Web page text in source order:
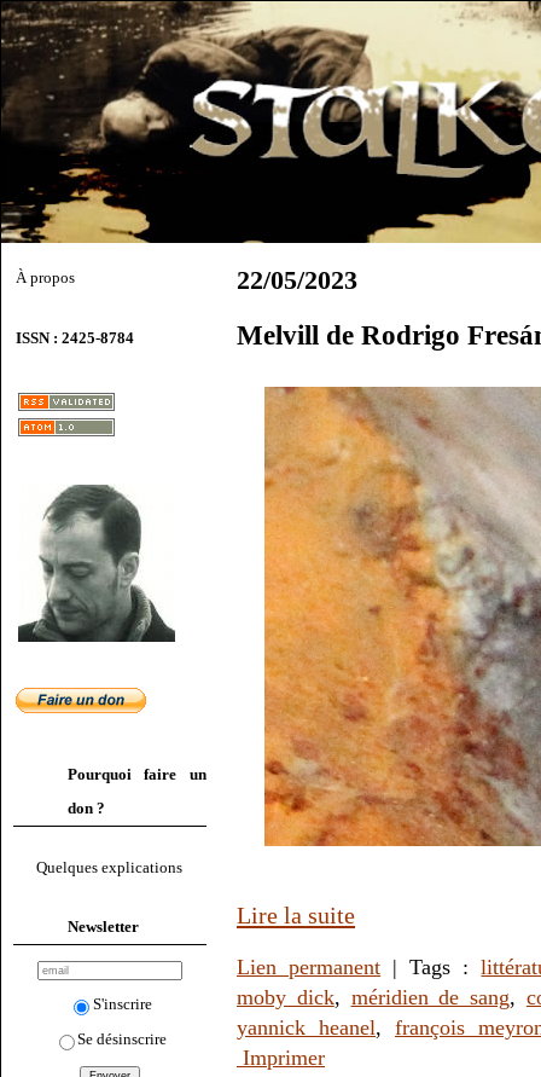
À propos
ISSN : 2425-8784
Pourquoi faire un
don ?
Quelques explications
Newsletter
S'inscrire
Se désinscrire
22/05/2023
Melvill de Rodrigo
Lire la suite
Lien permanent | Tags :
moby dick, méridien de sang,
yannick heanel, françois
Imprimer